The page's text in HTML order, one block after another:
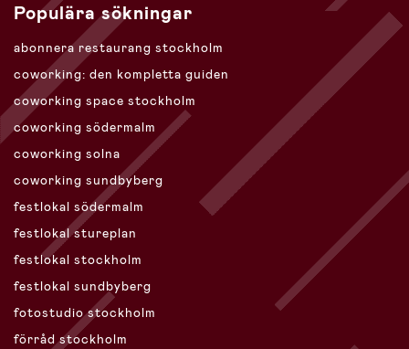
Populära sökningar
abonnera restaurang stockholm
coworking: den kompletta guiden
coworking space stockholm
coworking södermalm
coworking solna
coworking sundbyberg
festlokal södermalm
festlokal stureplan
festlokal stockholm
festlokal sundbyberg
fotostudio stockholm
förråd stockholm